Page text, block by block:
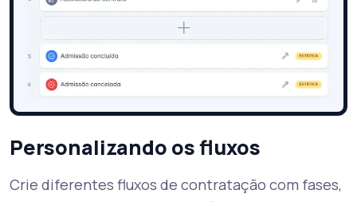
Personalizando os fluxos
Crie diferentes fluxos de contratação com fases,